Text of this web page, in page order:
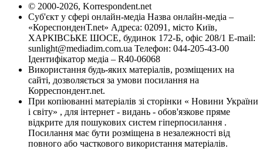
© 2000-2026, Korrespondent.net
Суб'єкт у сфері онлайн-медіа Назва онлайн-медіа –
«КореспонденТ.net» Адреса: 02091, місто Київ,
ХАРКІВСЬКЕ ШОСЕ, будинок 172-Б, офіс 208/1 E-mail:
sunlight@mediadim.com.ua Телефон: 044-205-43-00
Ідентифікатор медіа – R40-06068
Використання будь-яких матеріалів, розміщених на
сайті, дозволяється за умови посилання на
Корреспондент.net.
При копіюванні матеріалів зі сторінки « Новини України
і світу» , для інтернет - видань - обов'язкове пряме
відкрите для пошукових систем гіперпосилання .
Посилання має бути розміщена в незалежності від
повного або часткового використання матеріалів.